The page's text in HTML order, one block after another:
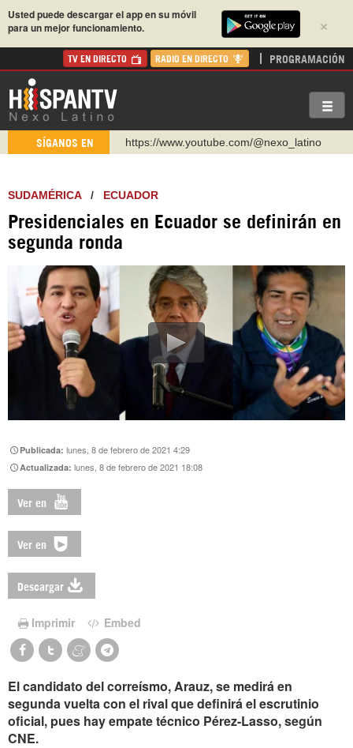
×
Usted puede descargar el app en su móvil
para un mejor funcionamiento.
TV EN DIRECTO RADIO EN DIRECTO PROGRAMACIÓN
SÍGANOS EN
https://www.youtube.com/@nexo_latino
https://t.me/hispantvcanal
https://urmedium.com/c/hispantv
https://www.facebook.com/Nexolatino.Canal
SUDAMÉRICA/ ECUADOR
Presidenciales en Ecuador se definirán en
segunda ronda
Publicada:lunes, 8 de febrero de 2021 4:29
Actualizada:lunes, 8 de febrero de 2021 18:08
Ver en
Ver en
Descargar
Imprimir Embed
El candidato del correísmo, Arauz, se medirá en
segunda vuelta con el rival que definirá el escrutinio
oficial, pues hay empate técnico Pérez-Lasso, según
CNE.